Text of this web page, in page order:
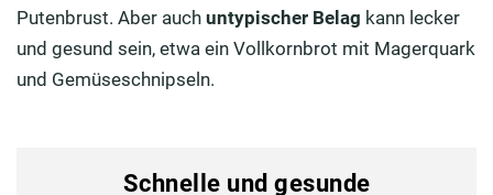
Putenbrust. Aber auch untypischer Belag kann lecker
und gesund sein, etwa ein Vollkornbrot mit Magerquark
und Gemüseschnipseln.